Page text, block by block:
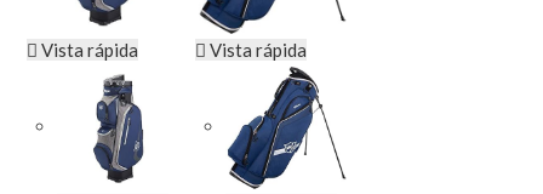
Vista rápida Vista rápida